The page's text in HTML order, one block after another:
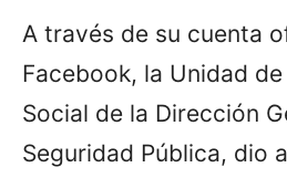
A través de su cuenta
Facebook, la Unidad
Social de la Dirección
Seguridad Pública, dio